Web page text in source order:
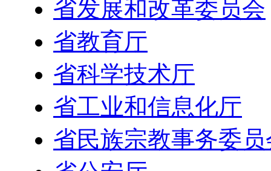
省发展和改革委员会
省教育厅
省科学技术厅
省工业和信息化厅
省民族宗教事务委员